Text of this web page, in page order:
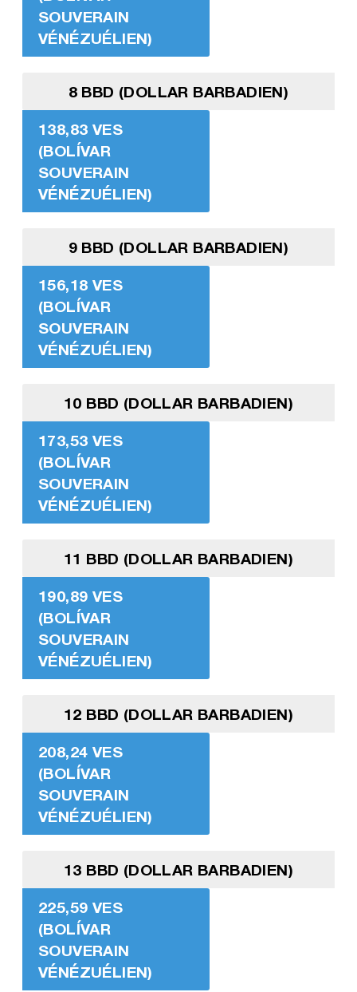
SOUVERAIN
VÉNÉZUÉLIEN)
8 BBD (DOLLAR BARBADIEN)
138,83 VES
(BOLÍVAR
SOUVERAIN
VÉNÉZUÉLIEN)
9 BBD (DOLLAR BARBADIEN)
156,18 VES
(BOLÍVAR
SOUVERAIN
VÉNÉZUÉLIEN)
10 BBD (DOLLAR BARBADIEN)
173,53 VES
(BOLÍVAR
SOUVERAIN
VÉNÉZUÉLIEN)
11 BBD (DOLLAR BARBADIEN)
190,89 VES
(BOLÍVAR
SOUVERAIN
VÉNÉZUÉLIEN)
12 BBD (DOLLAR BARBADIEN)
208,24 VES
(BOLÍVAR
SOUVERAIN
VÉNÉZUÉLIEN)
13 BBD (DOLLAR BARBADIEN)
225,59 VES
(BOLÍVAR
SOUVERAIN
VÉNÉZUÉLIEN)